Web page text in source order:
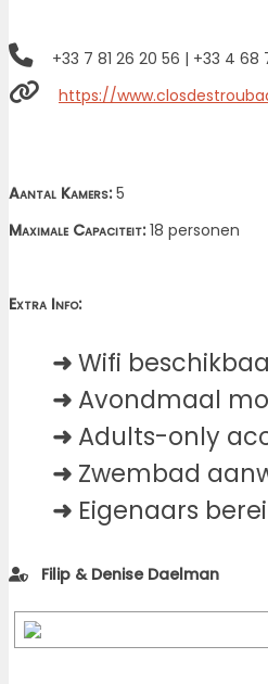
+33 7 81 26 20 56 | +33 4 68
https://
Aantal Kamers:5
Maximale Capaciteit:18 personen
Extra Info:
➜Wifi
➜ Avondmaal
➜ Adults-only
➜ Zwembad
➜ Eigenaars
Filip & Denise Daelman